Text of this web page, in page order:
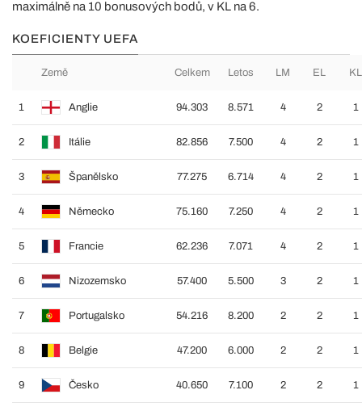
maximálně na 10 bonusových bodů, v KL na 6.
KOEFICIENTY UEFA
Země Celkem Letos LM EL KL
1 Anglie 94.303 8.571 4 2 1
2 Itálie 82.856 7.500 4 2 1
3 Španělsko 77.275 6.714 4 2 1
4 Německo 75.160 7.250 4 2 1
5 Francie 62.236 7.071 4 2 1
6 Nizozemsko 57.400 5.500 3 2 1
7 Portugalsko 54.216 8.200 2 2 1
8 Belgie 47.200 6.000 2 2 1
9 Česko 40.650 7.100 2 2 1